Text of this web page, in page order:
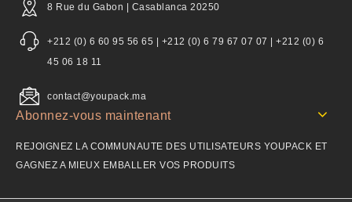
8 Rue du Gabon | Casablanca 20250
+212 (0) 6 60 95 56 65 | +212 (0) 6 79 67 07 07 | +212 (0) 6
45 06 18 11
contact@youpack.ma
Abonnez-vous maintenant
REJOIGNEZ LA COMMUNAUTE DES UTILISATEURS YOUPACK ET
GAGNEZ A MIEUX EMBALLER VOS PRODUITS